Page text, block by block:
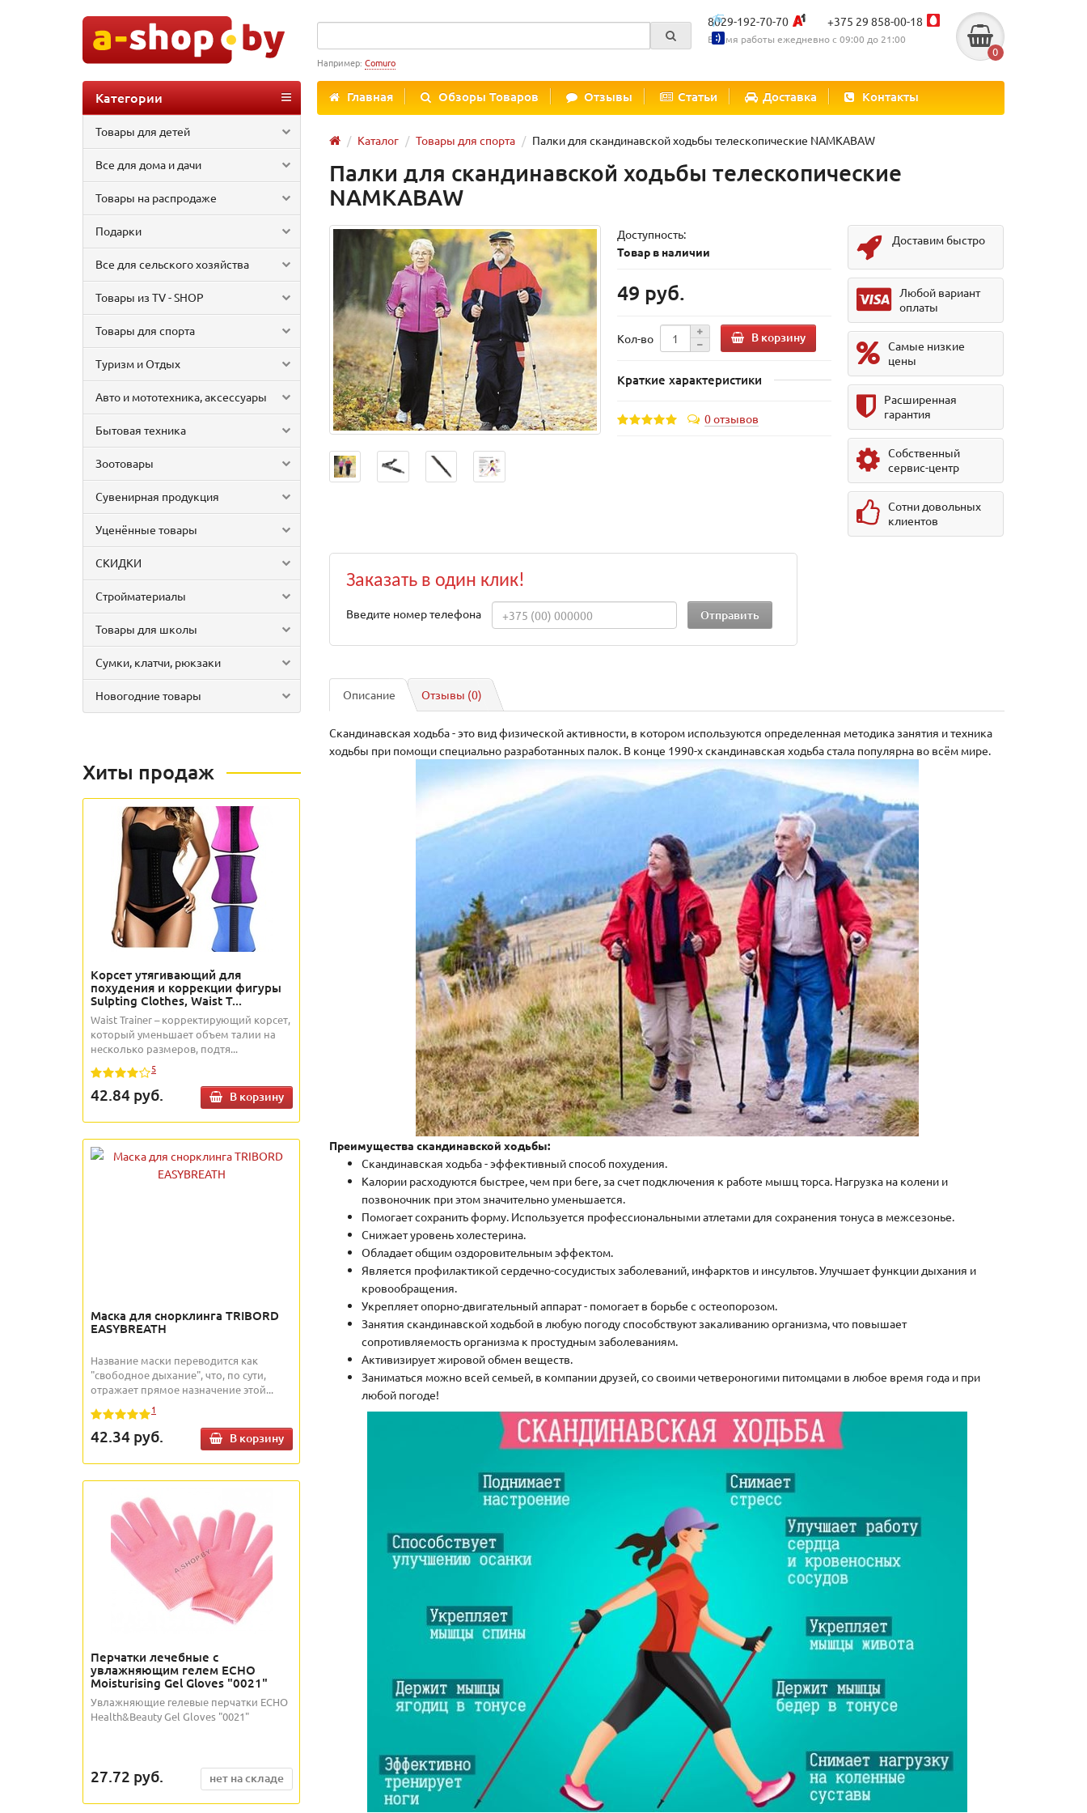
8029-192-70-70 +375 29 858-00-18
Время работы ежедневно с 09:00 до 21:00
0
Например: Comuro
Главная Обзоры Товаров Отзывы Статьи Доставка Контакты
Категории
Товары для детей
Все для дома и дачи
Товары на распродаже
Подарки
Все для сельского хозяйства
Товары из TV - SHOP
Товары для спорта
Туризм и Отдых
Авто и мототехника, аксессуары
Бытовая техника
Зоотовары
Сувенирная продукция
Уценённые товары
СКИДКИ
Стройматериалы
Товары для школы
Сумки, клатчи, рюкзаки
Новогодние товары
Каталог Товары для спорта Палки для скандинавской ходьбы телескопические NAMKABAW
Хиты продаж
Корсет утягивающий для
похудения и коррекции фигуры
Sulpting Clothes, Waist T...
Waist Trainer – корректирующий корсет,
который уменьшает объем талии на
несколько размеров, подтя...
5
42.84 руб. В корзину
Маска для снорклинга TRIBORD
EASYBREATH
Название маски переводится как
"свободное дыхание", что, по сути,
отражает прямое назначение этой...
1
42.34 руб. В корзину
Перчатки лечебные с
увлажняющим гелем ECHO
Moisturising Gel Gloves "0021"
Увлажняющие гелевые перчатки ECHO
Health&Beauty Gel Gloves "0021"
27.72 руб. нет на складе
Палки для скандинавской ходьбы телескопические
NAMKABAW
Доступность:
Товар в наличии
49 руб.
Кол-во В корзину
Краткие характеристики
0 отзывов
Доставим быстро
Любой вариант
оплаты
Самые низкие
цены
Расширенная
гарантия
Собственный
сервис-центр
Сотни довольных
клиентов
Заказать в один клик!
Введите номер телефона
Описание Отзывы (0)
Скандинавская ходьба - это вид физической активности, в котором используются определенная методика занятия и техника
ходьбы при помощи специально разработанных палок. В конце 1990-х скандинавская ходьба стала популярна во всём мире.
Преимущества скандинавской ходьбы:
Скандинавская ходьба - эффективный способ похудения.
Калории расходуются быстрее, чем при беге, за счет подключения к работе мышц торса. Нагрузка на колени и
позвоночник при этом значительно уменьшается.
Помогает сохранить форму. Используется профессиональными атлетами для сохранения тонуса в межсезонье.
Снижает уровень холестерина.
Обладает общим оздоровительным эффектом.
Является профилактикой сердечно-сосудистых заболеваний, инфарктов и инсультов. Улучшает функции дыхания и
кровообращения.
Укрепляет опорно-двигательный аппарат - помогает в борьбе с остеопорозом.
Занятия скандинавской ходьбой в любую погоду способствуют закаливанию организма, что повышает
сопротивляемость организма к простудным заболеваниям.
Активизирует жировой обмен веществ.
Заниматься можно всей семьей, в компании друзей, со своими четвероногими питомцами в любое время года и при
любой погоде!